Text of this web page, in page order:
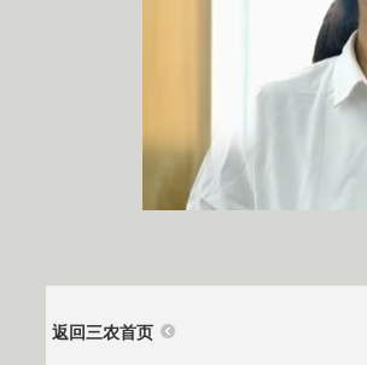
返回三农首页